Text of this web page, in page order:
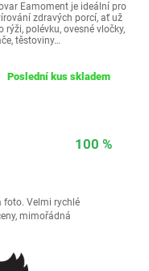
Eamoment je ideální pro
zdravých porcí, ať už
rýži, polévku, ovesné vločky,
těstoviny…
Poslední kus skladem
100 %
foto. Velmi rychlé
mimořádná